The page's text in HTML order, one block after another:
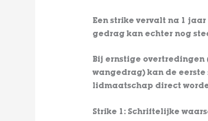
Een strike vervalt na 1
gedrag kan echter nog
Bij ernstige overtredingen
wangedrag) kan de
lidmaatschap direct
Strike 1: Schriftelijke